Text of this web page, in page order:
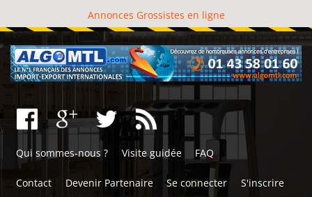
Annonces Grossistes en ligne
Qui sommes-nous ? Visite guidée FAQ
Contact Devenir Partenaire Se connecter
S'inscrire